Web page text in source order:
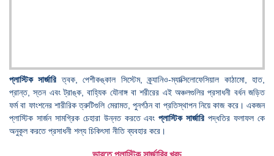
প্লাস্টিক সার্জারিত্বক, পেশীকঙ্কাল সিস্টেম, ক্র্যানিও-ম্যাক্সিলোফেসিয়াল কাঠামো, হাত,
প্রান্ত, স্তন এবং ট্রাঙ্ক, বাহ্যিক যৌনাঙ্গ বা শরীরের এই অঞ্চলগুলির প্রসাধনী বর্ধন জড়িত
ফর্ম বা ফাংশনের শারীরিক ত্রুটিগুলি মেরামত, পুনর্গঠন বা প্রতিস্থাপন নিয়ে কাজ করে। একজন
প্লাস্টিক সার্জন সামগ্রিক চেহারা উন্নত করতে এবংপ্লাস্টিক সার্জারিপদ্ধতির ফলাফল কে
অনুকূল করতে প্রসাধনী শল্য চিকিৎসা নীতি ব্যবহার করে।